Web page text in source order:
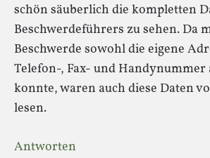
schön säuberlich die kompletten
Beschwerdeführers zu sehen. Da
Beschwerde sowohl die eigene
Telefon-, Fax- und Handynummer
konnte, waren auch diese Daten
lesen.
Antworten